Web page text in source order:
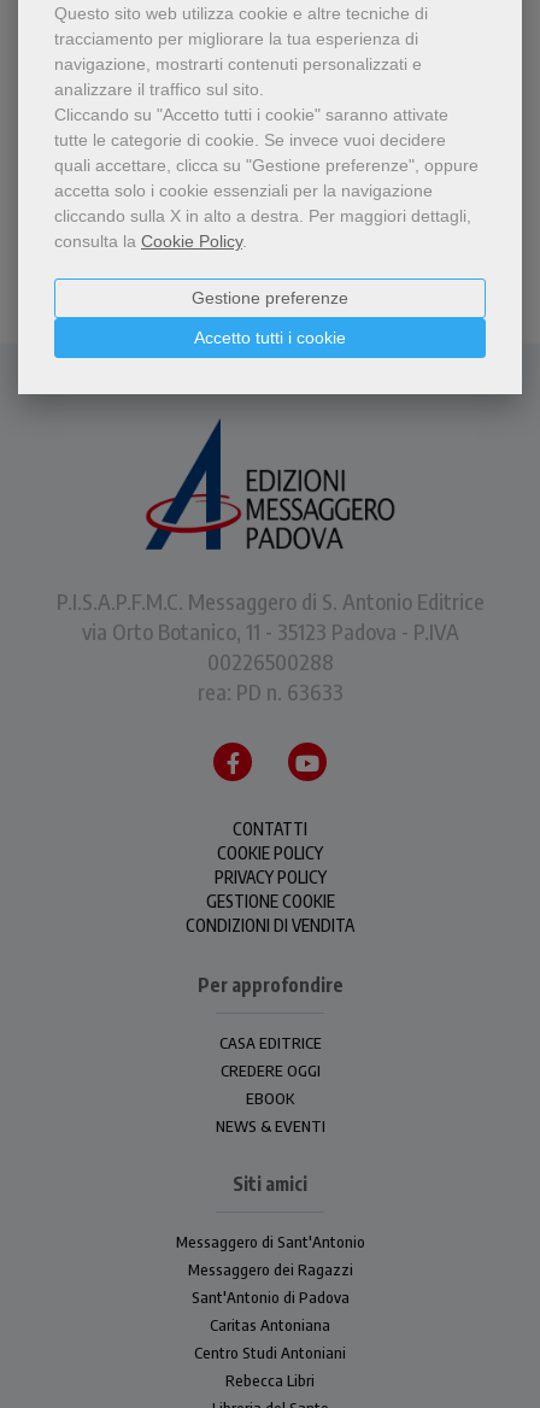
Questo sito web utilizza cookie e altre tecniche di
tracciamento per migliorare la tua esperienza di
navigazione, mostrarti contenuti personalizzati e
analizzare il traffico sul sito.
Cliccando su "Accetto tutti i cookie" saranno attivate
tutte le categorie di cookie. Se invece vuoi decidere
quali accettare, clicca su "Gestione preferenze", oppure
accetta solo i cookie essenziali per la navigazione
cliccando sulla X in alto a destra. Per maggiori dettagli,
consulta la Cookie Policy.
Accetto tutti i cookie
Gestione preferenze
indagini sull’empatia
(magistrale quella di Edith
Stein) l’autore accompagna
il lettore alla pratica del
Ti sarò vicino
Guido Miccinesi
,
Stephan Kampowski
7,49 €
P.I.S.A.P.F.M.C. Messaggero di S. Antonio Editrice
via Orto Botanico, 11 - 35123 Padova - P.IVA
00226500288
rea: PD n. 63633
CONTATTI
COOKIE POLICY
PRIVACY POLICY
GESTIONE COOKIE
CONDIZIONI DI VENDITA
Per approfondire
CASA EDITRICE
CREDERE OGGI
EBOOK
NEWS & EVENTI
Siti amici
Messaggero di Sant'Antonio
Messaggero dei Ragazzi
Sant'Antonio di Padova
Caritas Antoniana
Centro Studi Antoniani
Rebecca Libri